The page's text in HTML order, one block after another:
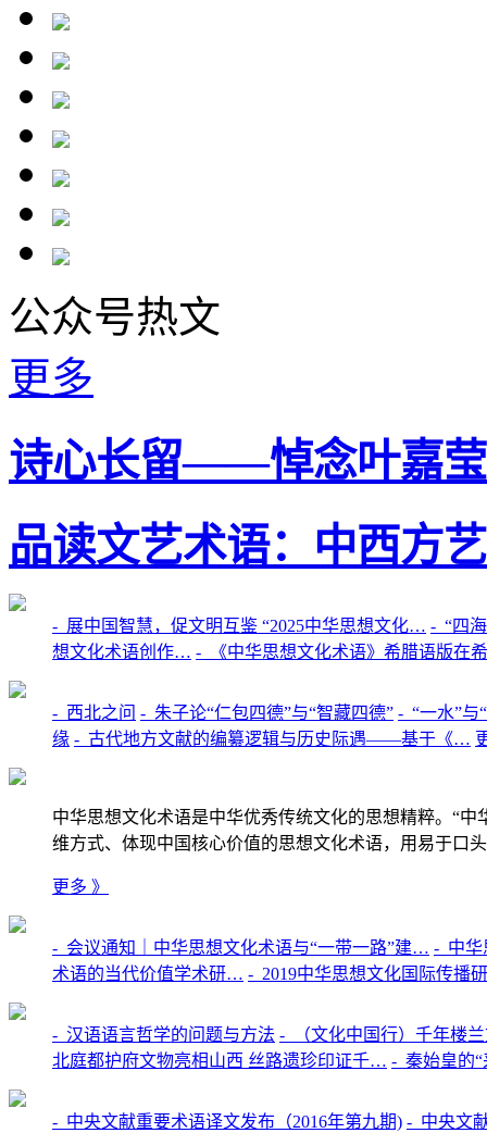
公众号热文
更多
诗心长留——悼念叶嘉
品读文艺术语：中西方
- 展中国智慧，促文明互鉴 “2025中华思想文化… - “四
想文化术语创作… - 《中华思想文化术语》希腊语版在
- 西北之问 - 朱子论“仁包四德”与“智藏四德” - “一水”
缘 - 古代地方文献的编纂逻辑与历史际遇——基于《…
中华思想文化术语是中华优秀传统文化的思想精粹。“
维方式、体现中国核心价值的思想文化术语，用易于口
更多 》
- 会议通知｜中华思想文化术语与“一带一路”建… - 中
术语的当代价值学术研… - 2019中华思想文化国际传播
- 汉语语言哲学的问题与方法 -
（文化中国行）千年楼
北庭都护府文物亮相山西 丝路遗珍印证千… - 秦始皇的“
- 中央文献重要术语译文发布（2016年第九期) - 中央文